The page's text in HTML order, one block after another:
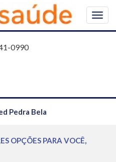
0990
Pedra Bela
OPÇÕES PARA VOCÊ,